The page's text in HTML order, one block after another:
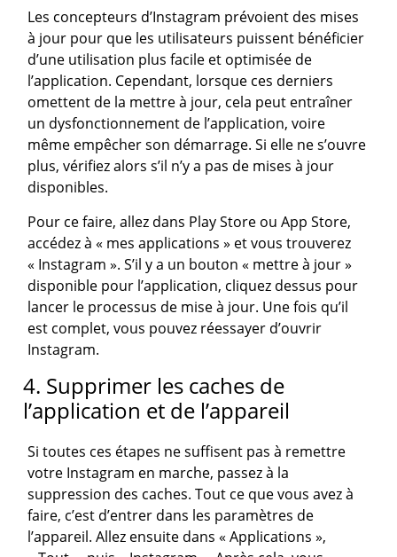
Les concepteurs d’Instagram prévoient des mises
à jour pour que les utilisateurs puissent bénéficier
d’une utilisation plus facile et optimisée de
l’application. Cependant, lorsque ces derniers
omettent de la mettre à jour, cela peut entraîner
un dysfonctionnement de l’application, voire
même empêcher son démarrage. Si elle ne s’ouvre
plus, vérifiez alors s’il n’y a pas de mises à jour
disponibles.
Pour ce faire, allez dans Play Store ou App Store,
accédez à « mes applications » et vous trouverez
« Instagram ». S’il y a un bouton « mettre à jour »
disponible pour l’application, cliquez dessus pour
lancer le processus de mise à jour. Une fois qu’il
est complet, vous pouvez réessayer d’ouvrir
Instagram.
4. Supprimer les caches de
l’application et de l’appareil
Si toutes ces étapes ne suffisent pas à remettre
votre Instagram en marche, passez à la
suppression des caches. Tout ce que vous avez à
faire, c’est d’entrer dans les paramètres de
l’appareil. Allez ensuite dans « Applications »,